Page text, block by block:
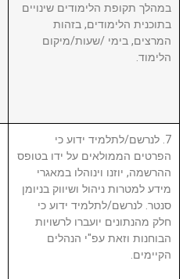
במהלך תקופת הלימודים שינויים
בתוכנית הלימודים, בזהות
המרצים, בימי /שעות/מיקום
הלימוד.
7. לנרשם/לתלמיד ידוע כי
הפרטים הממולאים על ידו בטופס
ההרשמה, יוזנו וינוהלו במאגרי
מידע למטרות ניהול ושיווק בניומן
סנטר. לנרשם/לתלמיד ידוע כי
חלק מהנתונים יועברו לרשויות
הבוחנות וזאת עפ"י הנהלים
הקיימים.